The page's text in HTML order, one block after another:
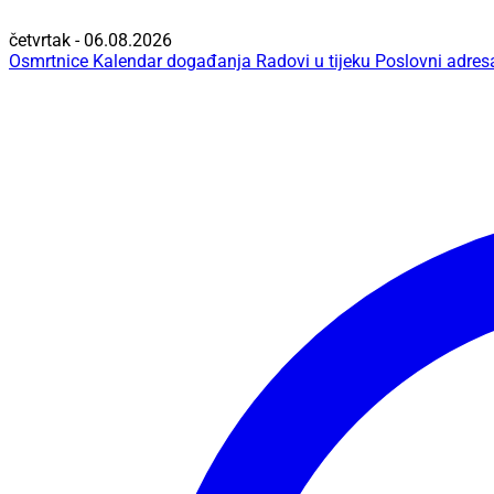
četvrtak - 06.08.2026
Osmrtnice Kalendar događanja Radovi u tijeku Poslovni